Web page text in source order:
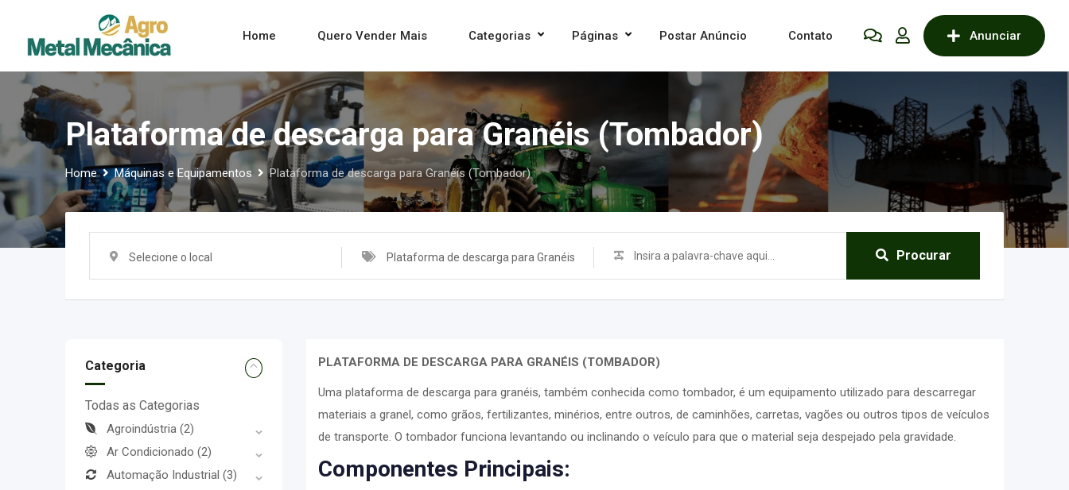
content
Anunciar
Home Quero Vender Mais Categorias Páginas Postar Anúncio Contato
Plataforma de descarga para Granéis (Tombador)
Home Máquinas e Equipamentos Plataforma de descarga para Granéis (Tombador)
Selecione o local Plataforma de descarga para Granéis Procurar
Categoria
Todas as Categorias
Agroindústria (2)
Ar Condicionado (2)
Automação Industrial (3)
PLATAFORMA DE DESCARGA PARA GRANÉIS (TOMBADOR)
Uma plataforma de descarga para granéis, também conhecida como tombador, é um equipamento utilizado para descarregar
materiais a granel, como grãos, fertilizantes, minérios, entre outros, de caminhões, carretas, vagões ou outros tipos de veículos
de transporte. O tombador funciona levantando ou inclinando o veículo para que o material seja despejado pela gravidade.
Componentes Principais: